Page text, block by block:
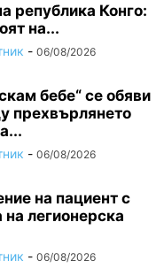
република Конго:
на...
- 06/08/2026
бебе“ се обяви
прехвърлянето
- 06/08/2026
на пациент с
легионерска
- 06/08/2026